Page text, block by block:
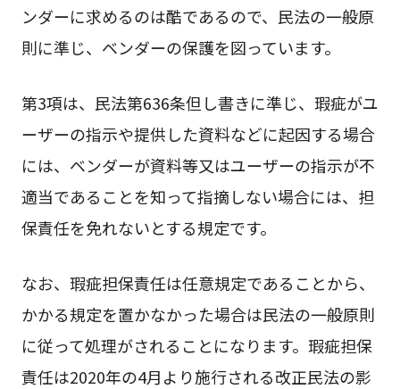
ンダーに求めるのは酷であるので、民法の一般原
則に準じ、ベンダーの保護を図っています。
第3項は、民法第636条但し書きに準じ、瑕疵がユ
ーザーの指示や提供した資料などに起因する場合
には、ベンダーが資料等又はユーザーの指示が不
適当であることを知って指摘しない場合には、担
保責任を免れないとする規定です。
なお、瑕疵担保責任は任意規定であることから、
かかる規定を置かなかった場合は民法の一般原則
に従って処理がされることになります。瑕疵担保
責任は2020年の4月より施行される改正民法の影